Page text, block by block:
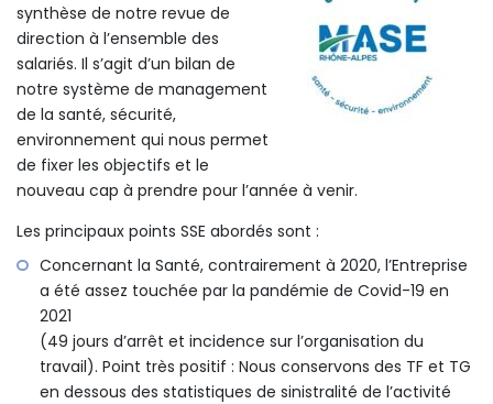
synthèse de notre revue de
direction à l’ensemble des
salariés. Il s’agit d’un bilan de
notre système de management
de la santé, sécurité,
environnement qui nous permet
de fixer les objectifs et le
nouveau cap à prendre pour l’année à venir.
Les principaux points SSE abordés sont :
Concernant la Santé, contrairement à 2020, l’Entreprise
a été assez touchée par la pandémie de Covid-19 en
2021
(49 jours d’arrêt et incidence sur l’organisation du
travail). Point très positif : Nous conservons des TF et TG
en dessous des statistiques de sinistralité de l’activité